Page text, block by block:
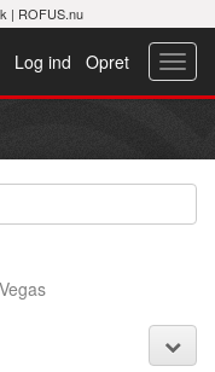
| ROFUS.nu
Opret
Log ind